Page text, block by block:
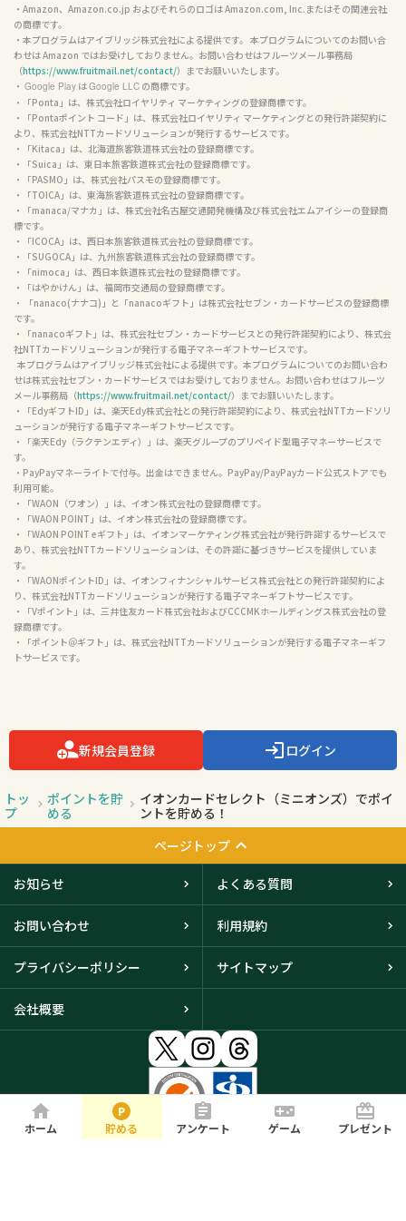
ホーム 貯める アンケート ゲーム プレゼント
・Amazon、Amazon.co.jp およびそれらのロゴは Amazon.com, Inc.またはその関連会社
の商標です。
・本プログラムはアイブリッジ株式会社による提供です。 本プログラムについてのお問い合
わせは Amazon ではお受けしておりません。お問い合わせはフルーツメール事務局
（https://www.fruitmail.net/contact/）までお願いいたします。
・ Google Play は Google LLC の商標です。
・「Ponta」は、株式会社ロイヤリティ マーケティングの登録商標です。
・「Pontaポイント コード」は、株式会社ロイヤリティ マーケティングとの発行許諾契約に
より、株式会社NTTカードソリューションが発行するサービスです。
・「Kitaca」は、北海道旅客鉄道株式会社の登録商標です。
・「Suica」は、東日本旅客鉄道株式会社の登録商標です。
・「PASMO」は、株式会社パスモの登録商標です。
・「TOICA」は、東海旅客鉄道株式会社の登録商標です。
・「manaca/マナカ」は、株式会社名古屋交通開発機構及び株式会社エムアイシーの登録商
標です。
・「ICOCA」は、西日本旅客鉄道株式会社の登録商標です。
・「SUGOCA」は、九州旅客鉄道株式会社の登録商標です。
・「nimoca」は、西日本鉄道株式会社の登録商標です。
・「はやかけん」は、福岡市交通局の登録商標です。
・ 「nanaco(ナナコ)」と「nanacoギフト」は株式会社セブン・カードサービスの登録商標
です。
・「nanacoギフト」は、株式会社セブン・カードサービスとの発行許諾契約により、株式会
社NTTカードソリューションが発行する電子マネーギフトサービスです。
せは株式会社セブン・カードサービスではお受けしておりません。お問い合わせはフルーツ
メール事務局（https://www.fruitmail.net/contact/）までお願いいたします。
・「EdyギフトID」は、楽天Edy株式会社との発行許諾契約により、株式会社NTTカードソリ
ューションが発行する電子マネーギフトサービスです。
・「楽天Edy（ラクテンエディ）」は、楽天グループのプリペイド型電子マネーサービスで
す。
・PayPayマネーライトで付与。出金はできません。PayPay/PayPayカード公式ストアでも
利用可能。
・「WAON（ワオン）」は、イオン株式会社の登録商標です。
・「WAON POINT」は、イオン株式会社の登録商標です。
・「WAON POINT eギフト」は、イオンマーケティング株式会社が発行許諾するサービスで
あり、株式会社NTTカードソリューションは、その許諾に基づきサービスを提供していま
す。
・「WAONポイントID」は、イオンフィナンシャルサービス株式会社との発行許諾契約によ
り、株式会社NTTカードソリューションが発行する電子マネーギフトサービスです。
・「Vポイント」は、三井住友カード株式会社およびCCCMKホールディングス株式会社の登
録商標です。
・「ポイント＠ギフト」は、株式会社NTTカードソリューションが発行する電子マネーギフ
トサービスです。
新規会員登録 ログイン
トッ
プ
ポイントを貯
める
イオンカードセレクト（ミニオンズ）でポイ
ントを貯める！
ページトップ
お知らせ よくある質問
お問い合わせ 利用規約
プライバシーポリシー サイトマップ
会社概要
大阪本社・東京オフィスに